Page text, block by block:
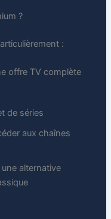
?
:
offre TV complète
de séries
aux chaînes
alternative